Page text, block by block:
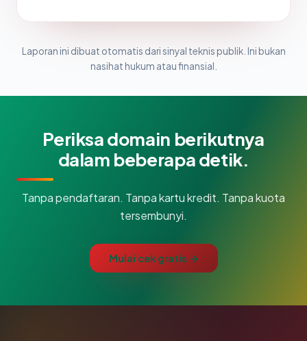
Laporan ini dibuat otomatis dari sinyal teknis publik. Ini bukan
nasihat hukum atau finansial.
Periksa domain berikutnya
dalam beberapa detik.
Tanpa pendaftaran. Tanpa kartu kredit. Tanpa kuota
tersembunyi.
Mulai cek gratis →